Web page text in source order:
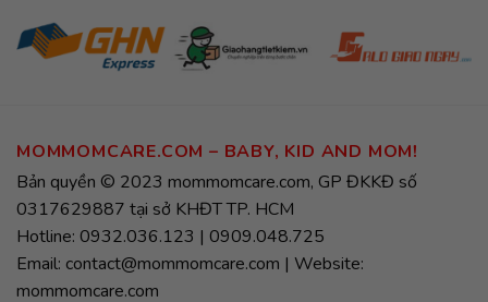
MOMMOMCARE.COM – BABY, KID AND MOM!
Bản quyền © 2023 mommomcare.com, GP ĐKKĐ số
0317629887 tại sở KHĐT TP. HCM
Hotline: 0932.036.123 | 0909.048.725
Email: contact@mommomcare.com | Website:
mommomcare.com